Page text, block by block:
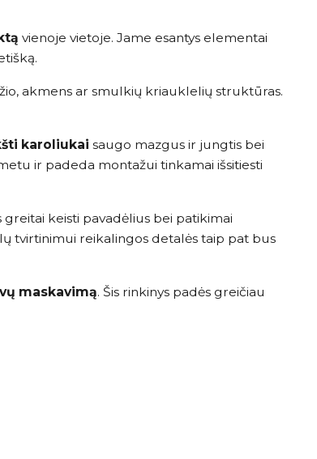
vienoje vietoje. Jame esantys elementai
akmens ar smulkių kriauklelių struktūras.
karoliukai saugo mazgus ir jungtis bei
ir padeda montažui tinkamai išsitiesti
keisti pavadėlius bei patikimai
tvirtinimui reikalingos detalės taip pat bus
maskavimą. Šis rinkinys padės greičiau